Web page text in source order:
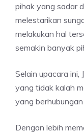
pihak yang sadar
melestarikan
melakukan hal
semakin banyak
Selain upacara ini,
yang tidak kalah
yang
Dengan lebih